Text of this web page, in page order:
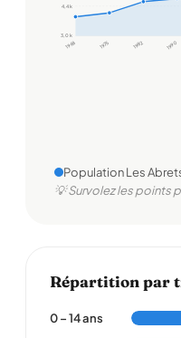
3,0 k
4,4 k
1968 1975 1982 1990
Population Les
💡 Survolez les points
Répartition par
0 – 14 ans